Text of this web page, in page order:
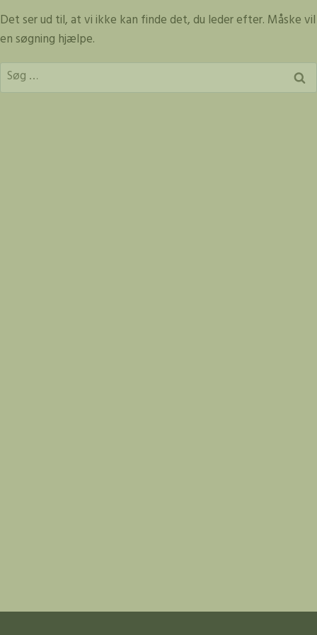
til
indhold
Det ser ud til, at vi ikke kan finde det, du leder efter. Måske vil
en søgning hjælpe.
Søg
efter: